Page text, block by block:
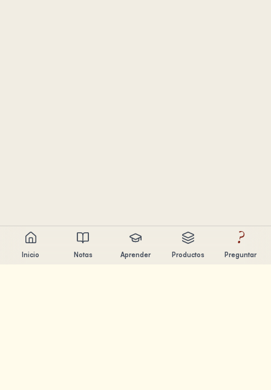
Inicio Notas Aprender Productos
?
Preguntar